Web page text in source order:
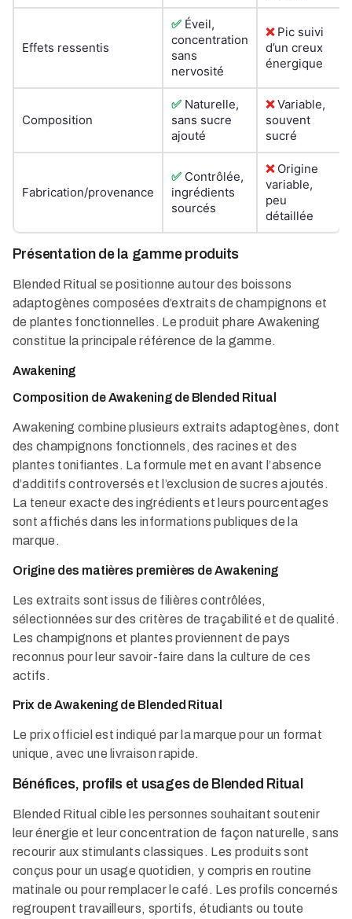
Effets ressentis
✅Éveil,
concentration
sans
nervosité
❌Pic suivi
d’un creux
énergique
Composition
✅Naturelle,
sans sucre
ajouté
❌Variable,
souvent
sucré
Fabrication/provenance
✅Contrôlée,
ingrédients
sourcés
❌Origine
variable,
peu
détaillée
Présentation de la gamme produits
Blended Ritual se positionne autour des boissons
adaptogènes composées d’extraits de champignons et
de plantes fonctionnelles. Le produit phare Awakening
constitue la principale référence de la gamme.
Awakening
Composition de Awakening de Blended Ritual
Awakening combine plusieurs extraits adaptogènes, dont
des champignons fonctionnels, des racines et des
plantes tonifiantes. La formule met en avant l’absence
d’additifs controversés et l’exclusion de sucres ajoutés.
La teneur exacte des ingrédients et leurs pourcentages
sont affichés dans les informations publiques de la
marque.
Origine des matières premières de Awakening
Les extraits sont issus de filières contrôlées,
sélectionnées sur des critères de traçabilité et de qualité.
Les champignons et plantes proviennent de pays
reconnus pour leur savoir-faire dans la culture de ces
actifs.
Prix de Awakening de Blended Ritual
Le prix officiel est indiqué par la marque pour un format
unique, avec une livraison rapide.
Bénéfices, profils et usages de Blended Ritual
Blended Ritual cible les personnes souhaitant soutenir
leur énergie et leur concentration de façon naturelle, sans
recourir aux stimulants classiques. Les produits sont
conçus pour un usage quotidien, y compris en routine
matinale ou pour remplacer le café. Les profils concernés
regroupent travailleurs, sportifs, étudiants ou toute